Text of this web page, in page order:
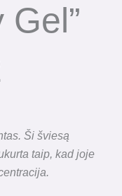
Gel”
Ši šviesą
taip, kad joje